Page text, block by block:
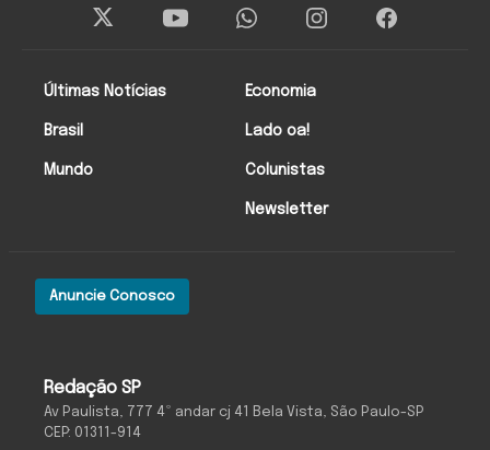
Redação SP
Av Paulista, 777 4º andar cj 41 Bela Vista, São Paulo-SP
CEP: 01311-914
Anuncie Conosco
Últimas Notícias
Brasil
Mundo
Economia
Lado oa!
Colunistas
Newsletter